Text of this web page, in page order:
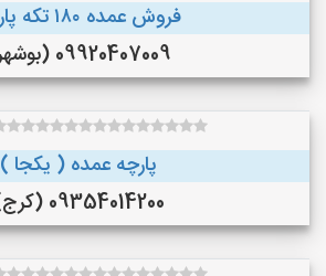
فروش عمده ۱۸۰ تکه پارچه
09920407009 (بوشهر)
پارچه عمده ( یکجا )
09354014200 (کرج)